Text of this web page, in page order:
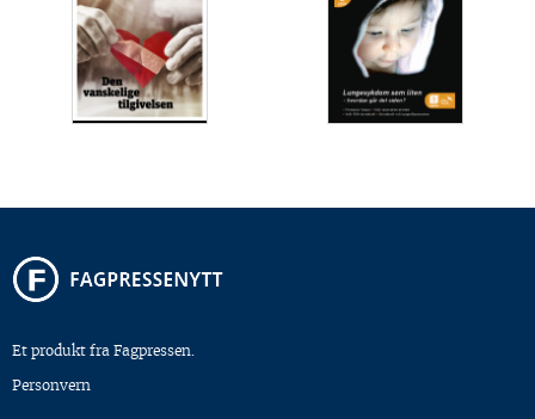
Et produkt fra Fagpressen.
Personvern